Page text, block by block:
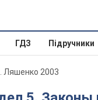
ГДЗ Підручники
Ляшенко 2003